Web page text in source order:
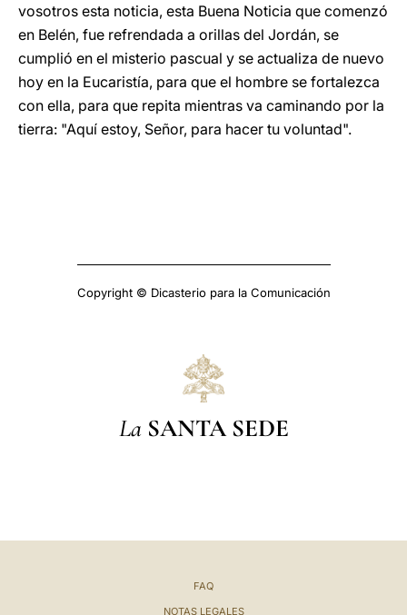
vosotros esta noticia, esta Buena Noticia que comenzó
en Belén, fue refrendada a orillas del Jordán, se
cumplió en el misterio pascual y se actualiza de nuevo
hoy en la Eucaristía, para que el hombre se fortalezca
con ella, para que repita mientras va caminando por la
tierra: "Aquí estoy, Señor, para hacer tu voluntad".
Copyright © Dicasterio para la Comunicación
La SANTA SEDE
FAQ
NOTAS LEGALES